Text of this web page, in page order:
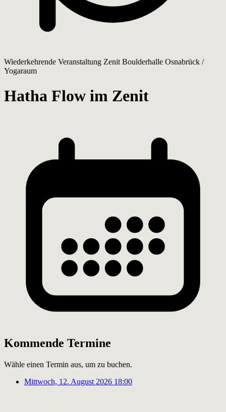
Wiederkehrende Veranstaltung Zenit Boulderhalle Osnabrück /
Yogaraum
Hatha Flow im Zenit
Kommende Termine
Wähle einen Termin aus, um zu buchen.
Mittwoch, 12. August 2026 18:00